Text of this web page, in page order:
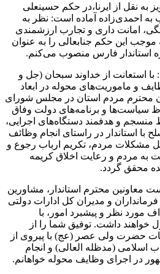
به نقل از ایرنا،در حکم حسینعلی
به احمدی‌زاده آماده است: نظر به
امانت داری و تجارب ارزشمندی
موجب این حکم جنابعالی را به عنوان
استاندار فارس منصوب می‌کنم.
استعانت از خداوند سبحان (جل و
و ماموریت‌های محوله در ابعاد
محترم مردم استان در مجلس شورای
سیاست‌ها و برنامه‌های دولت وفاق
و هدفمند دستگاه‌های اجرایی،
با استاندار در راستای انجام وظائف
مشکلات مردم، تکریم ارباب رجوع و
به مردم و رعایت اخلاق کریمه
محقق گردد.
معاونین محترم استاندار، مشاورین
و مدیران کل ادارات دولتی
مورد نظر و پیشبرد امور، با
خواهند داشت. توفیق شما را از
حضرت ولی عصر (عج) با پیروی از
اسلامی (مدظله العالی) و انجام
در اجرای وظایف محوله خواهانم.